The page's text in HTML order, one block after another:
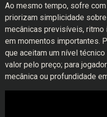
Ao mesmo tempo, sofre
priorizam simplicidade
mecânicas previsíveis, ritmo
em momentos importantes.
que aceitam um nível
valor pelo preço; para
mecânica ou profundidade